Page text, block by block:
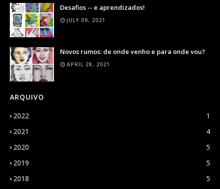
Desafios -- e aprendizados!
JULY 09, 2021
Novos rumos: de onde venho e para onde vou?
APRIL 28, 2021
ARQUIVO
2022
1
2021
4
2020
5
2019
5
2018
5